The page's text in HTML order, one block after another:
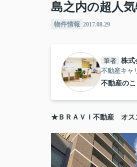
島之内の超人
物件情報 2017.08.29
筆者 株式
不動産キャ
不動産の
★ＢＲＡＶＩ不動産 オス